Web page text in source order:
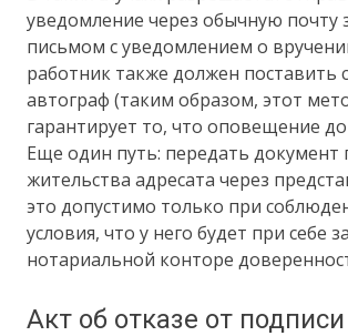
уведомление через обычную почту
письмом с уведомлением о
работник также должен поставить
автограф (таким образом, этот
гарантирует то, что оповещение
Еще один путь: передать документ
жительства адресата через
это допустимо только при
условия, что у него будет при себе
нотариальной конторе
Акт об отказе от